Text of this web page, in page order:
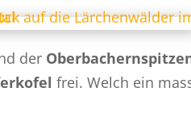
der
frei. Welch ein